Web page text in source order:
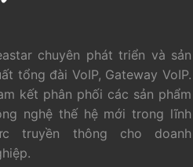
chuyên phát triển và sản
tổng đài VoIP, Gateway VoIP.
kết phân phối các sản phẩm
nghệ thế hệ mới trong lĩnh
truyền thông cho doanh